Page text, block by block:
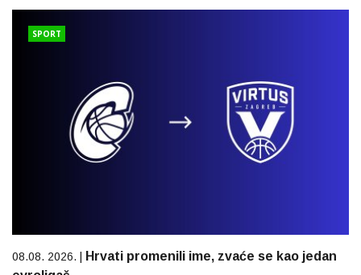
SPORT
08.08. 2026. |
Hrvati promenili ime, zvaće se kao jedan